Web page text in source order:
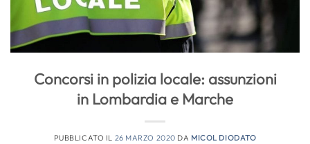
Concorsi in polizia locale: assunzioni
in Lombardia e Marche
PUBBLICATO IL 26 MARZO 2020 DA MICOL DIODATO